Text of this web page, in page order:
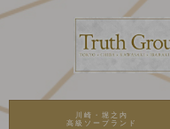
川崎・堀之内
高級ソープランド